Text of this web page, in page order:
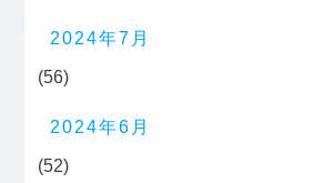
2024年7月
(56)
2024年6月
(52)